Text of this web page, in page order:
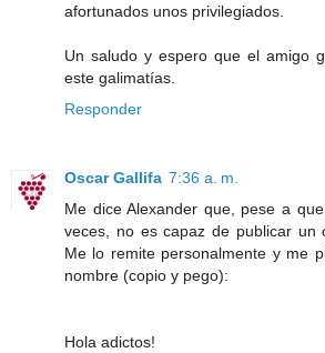
afortunados unos privilegiados.
Un saludo y espero que el amigo
este galimatías.
Responder
Oscar Gallifa 7:36 a. m.
Me dice Alexander que, pese a
veces, no es capaz de publicar un
Me lo remite personalmente y me
nombre (copio y pego):
Hola adictos!